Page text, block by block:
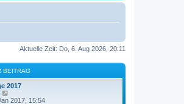
Aktuelle Zeit: Do, 6. Aug 2026, 20:11
BEITRAG
2017
e2017, 15:54